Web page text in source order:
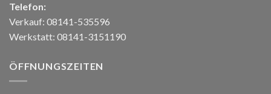
Telefon:
Verkauf: 08141-535596
Werkstatt: 08141-3151190
ÖFFNUNGSZEITEN